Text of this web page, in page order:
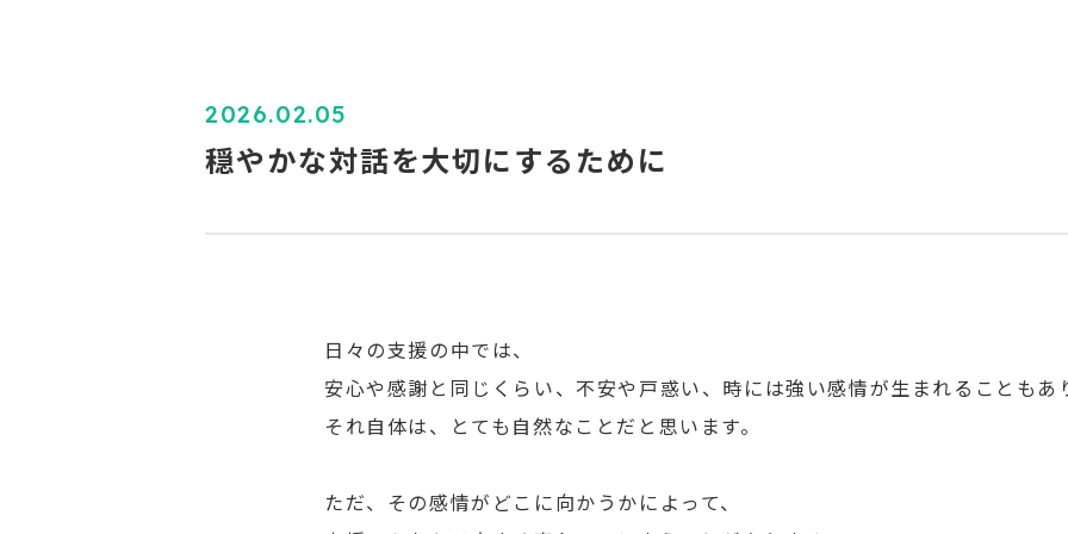
2026.02.05
穏やかな対話を大切にするために
日々の支援の中では、
安心や感謝と同じくらい、不安や戸惑い、時には強い感情が生まれることもあ
それ自体は、とても自然なことだと思います。
ただ、その感情がどこに向かうかによって、